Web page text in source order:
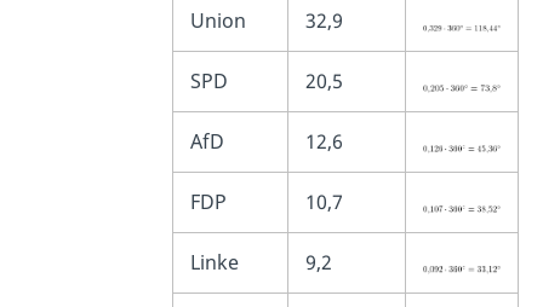
Union 32,9
SPD 20,5
AfD 12,6
FDP 10,7
Linke 9,2